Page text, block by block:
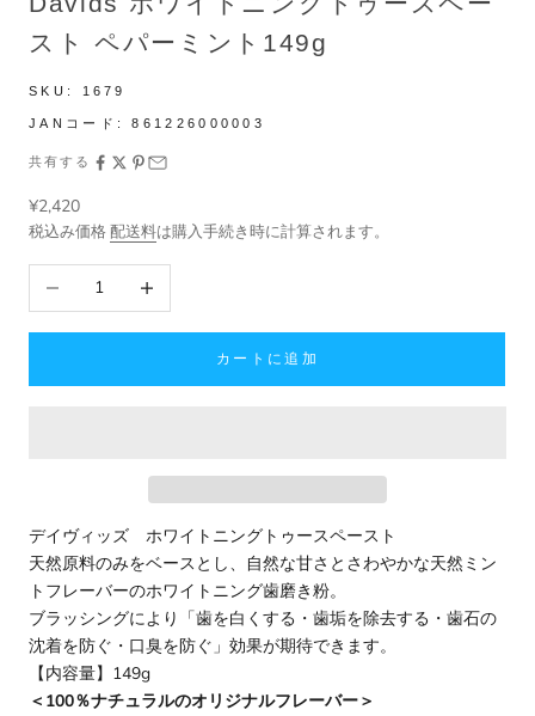
スト ペパーミント149g
SKU: 1679
JANコード:861226000003
共有する
セール価格
¥2,420
税込み価格配送料は購入手続き時に計算されます。
数量を減らす 数量を増やす
カートに追加
デイヴィッズ ホワイトニングトゥースペースト
天然原料のみをベースとし、自然な甘さとさわやかな天然ミン
トフレーバーのホワイトニング歯磨き粉。
ブラッシングにより「歯を白くする・歯垢を除去する・歯石の
沈着を防ぐ・口臭を防ぐ」効果が期待できます。
【内容量】149g
＜100％ナチュラルのオリジナルフレーバー＞